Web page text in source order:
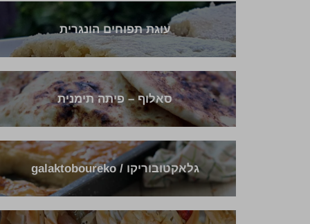
עוגת תפוחים הונגרית
סאלוף – פיתה תימנית
גלאקטובוריקו / galaktoboureko